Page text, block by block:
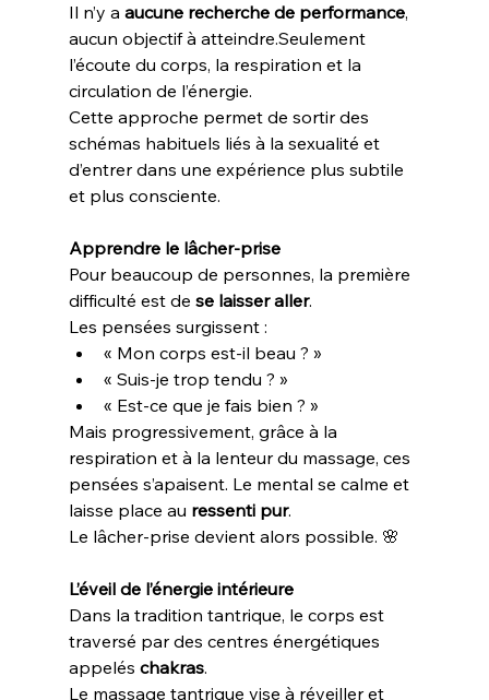
Il n’y a aucune recherche de performance,
aucun objectif à atteindre.Seulement
l’écoute du corps, la respiration et la
circulation de l’énergie.
Cette approche permet de sortir des
schémas habituels liés à la sexualité et
d’entrer dans une expérience plus subtile
et plus consciente.
Apprendre le lâcher-prise
Pour beaucoup de personnes, la première
difficulté est de se laisser aller.
Les pensées surgissent :
« Mon corps est-il beau ? »
« Suis-je trop tendu ? »
« Est-ce que je fais bien ? »
Mais progressivement, grâce à la
respiration et à la lenteur du massage, ces
pensées s’apaisent. Le mental se calme et
laisse place au ressenti pur.
Le lâcher-prise devient alors possible. 🌸
L’éveil de l’énergie intérieure
Dans la tradition tantrique, le corps est
traversé par des centres énergétiques
appelés chakras.
Le massage tantrique vise à réveiller et